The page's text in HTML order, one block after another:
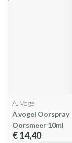
A. Vogel
A.vogel Oorspray
Oorsmeer 10ml
€ 14,40